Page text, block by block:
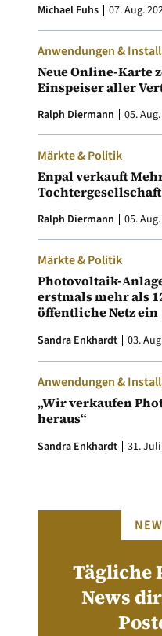
Michael Fuhs 07. Aug.
Anwendungen &
Neue Online-Karte
Einspeiser aller
Ralph Diermann 05.
Märkte & Politik
Enpal verkauft
Ralph Diermann 05.
Märkte & Politik
Photovoltaik-
erstmals mehr als
öffentliche Netz ein
Sandra Enkhardt 03.
Anwendungen &
„Wir verkaufen
heraus“
Sandra Enkhardt 31.
Tägliche
News